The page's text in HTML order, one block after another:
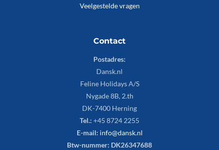
Veelgestelde vragen
Contact
Postadres:
Dansk.nl
Feline Holidays A/S
Nygade 8B, 2.th
DK-7400 Herning
Tel.: +45 8724 2255
E-mail: info@dansk.nl
Btw-nummer: DK26347688